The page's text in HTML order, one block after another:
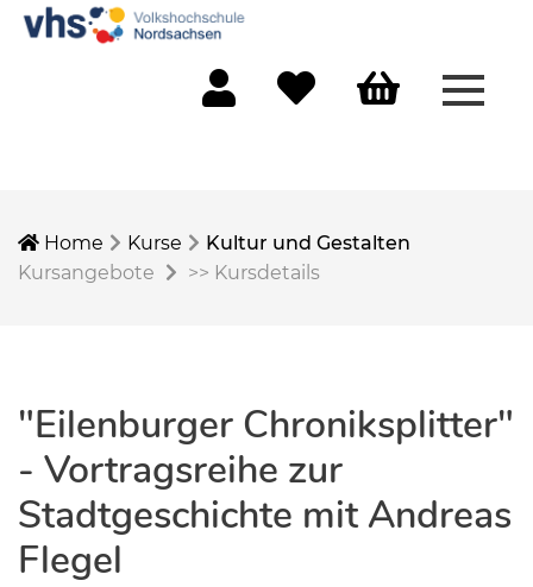
Home Kurse
Kultur und Gestalten
Kursangebote
>> Kursdetails
"Eilenburger Chroniksplitter"
- Vortragsreihe zur
Stadtgeschichte mit Andreas
Flegel